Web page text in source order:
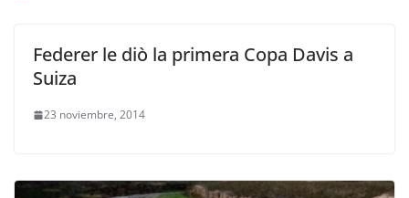
Federer le diò la primera Copa Davis a
Suiza
23 noviembre, 2014